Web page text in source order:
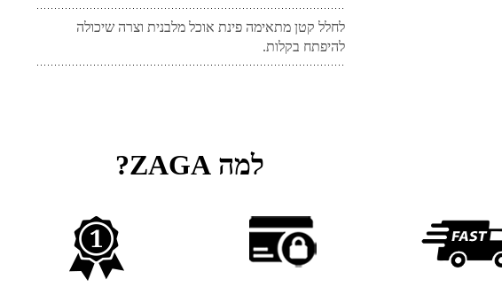
לחלל קטן מתאימה פינת אוכל מלבנית וצרה שיכולה
להיפתח בקלות.
למה ZAGA?